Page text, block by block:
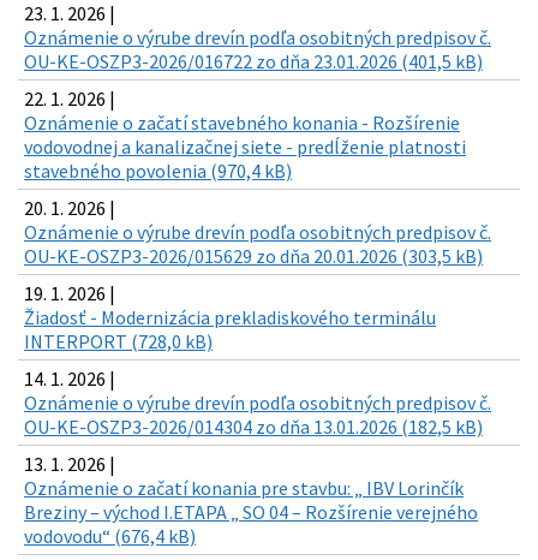
23. 1. 2026 |
Oznámenie o výrube drevín podľa osobitných predpisov č.
OU-KE-OSZP3-2026/016722 zo dňa 23.01.2026 (401,5 kB)
22. 1. 2026 |
Oznámenie o začatí stavebného konania - Rozšírenie
vodovodnej a kanalizačnej siete - predĺženie platnosti
stavebného povolenia (970,4 kB)
20. 1. 2026 |
Oznámenie o výrube drevín podľa osobitných predpisov č.
OU-KE-OSZP3-2026/015629 zo dňa 20.01.2026 (303,5 kB)
19. 1. 2026 |
Žiadosť - Modernizácia prekladiskového terminálu
INTERPORT (728,0 kB)
14. 1. 2026 |
Oznámenie o výrube drevín podľa osobitných predpisov č.
OU-KE-OSZP3-2026/014304 zo dňa 13.01.2026 (182,5 kB)
13. 1. 2026 |
Oznámenie o začatí konania pre stavbu: „ IBV Lorinčík
Breziny – východ I.ETAPA „ SO 04 – Rozšírenie verejného
vodovodu“ (676,4 kB)